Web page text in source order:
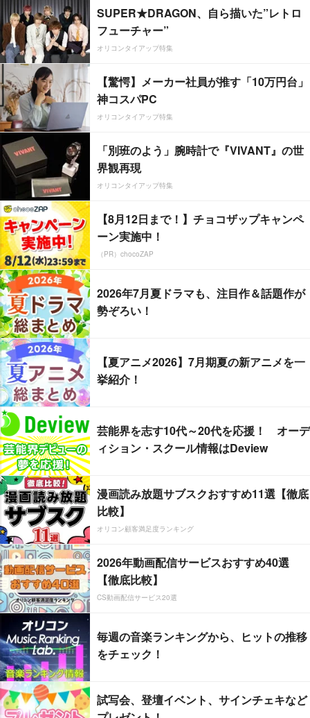
SUPER★DRAGON、自ら描いた”レトロ
フューチャー”
オリコンタイアップ特集
【驚愕】メーカー社員が推す「10万円台」
神コスパPC
オリコンタイアップ特集
「別班のよう」腕時計で『VIVANT』の世
界観再現
オリコンタイアップ特集
【8月12日まで！】チョコザップキャンペ
ーン実施中！
（PR）chocoZAP
2026年7月夏ドラマも、注目作＆話題作が
勢ぞろい！
【夏アニメ2026】7月期夏の新アニメを一
挙紹介！
芸能界を志す10代～20代を応援！ オーデ
ィション・スクール情報はDeview
漫画読み放題サブスクおすすめ11選【徹底
比較】
オリコン顧客満足度ランキング
2026年動画配信サービスおすすめ40選
【徹底比較】
CS動画配信サービス20選
毎週の音楽ランキングから、ヒットの推移
をチェック！
試写会、登壇イベント、サインチェキなど